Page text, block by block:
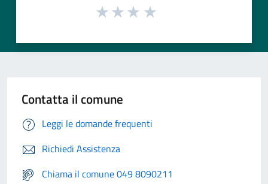
Contatta il comune
Leggi le domande frequenti
Richiedi Assistenza
Chiama il comune 049 8090211